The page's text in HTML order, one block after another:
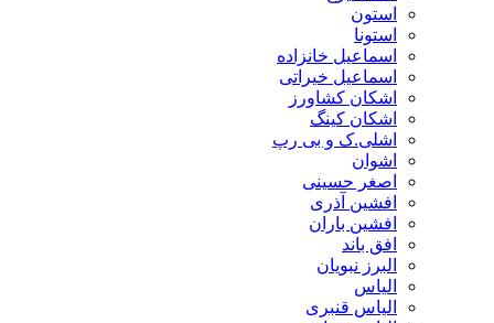
استون
استونا
اسماعیل خانزاده
اسماعیل خیراتی
اشکان کشاورز
اشکان کینگ
اشلی.ک و بی رپ
اشوان
اصغر حسینی
افشین آذری
افشین باران
افق باند
البرز نبویان
الیاس
الیاس قنبرى